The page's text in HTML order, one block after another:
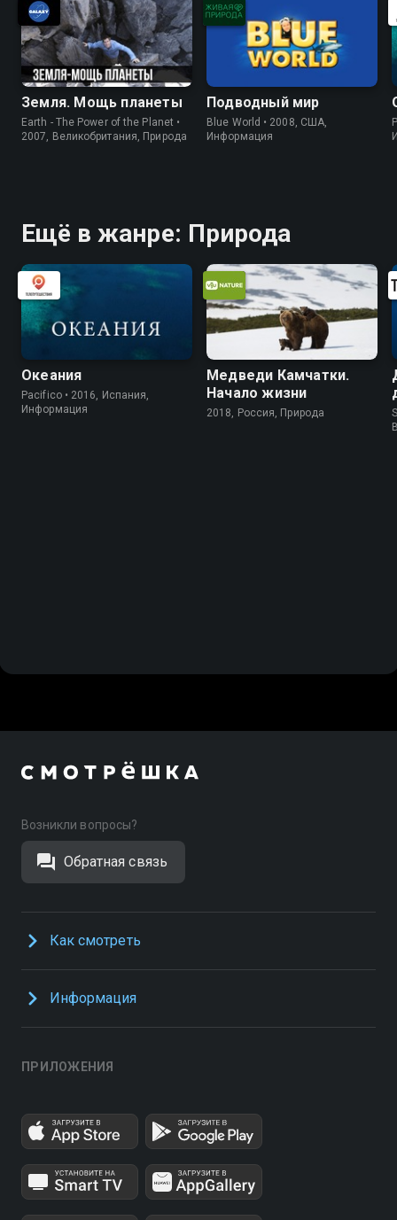
Земля. Мощь планеты
Earth - The Power of the Planet •
2007, Великобритания, Природа
Подводный мир
Blue World • 2008, США,
Информация
Ещё в жанре: Природа
Океания
Pacifico • 2016, Испания,
Информация
Медведи Камчатки.
Начало жизни
2018, Россия, Природа
Возникли вопросы?
Обратная связь
Как смотреть
Информация
ПРИЛОЖЕНИЯ